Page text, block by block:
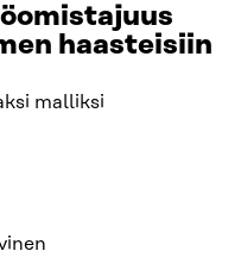
haasteisiin
malliksi